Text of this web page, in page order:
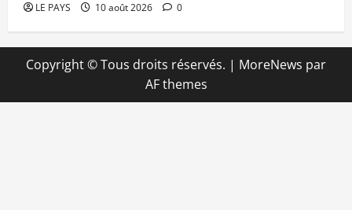
LE PAYS 10 août 2026 0
Copyright © Tous droits réservés. | MoreNews par
AF themes